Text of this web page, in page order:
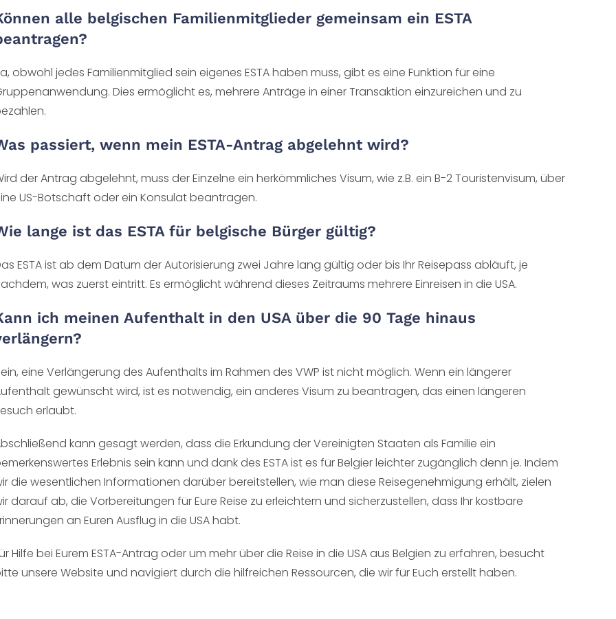
alle belgischen Familienmitglieder gemeinsam ein ESTA
obwohl jedes Familienmitglied sein eigenes ESTA haben muss, gibt es eine Funktion für eine
Dies ermöglicht es, mehrere Anträge in einer Transaktion einzureichen und zu
passiert, wenn mein ESTA-Antrag abgelehnt wird?
der Antrag abgelehnt, muss der Einzelne ein herkömmliches Visum, wie z.B. ein B-2 Touristenvisum, über
US-Botschaft oder ein Konsulat beantragen.
lange ist das ESTA für belgische Bürger gültig?
ESTA ist ab dem Datum der Autorisierung zwei Jahre lang gültig oder bis Ihr Reisepass abläuft, je
was zuerst eintritt. Es ermöglicht während dieses Zeitraums mehrere Einreisen in die USA.
ich meinen Aufenthalt in den USA über die 90 Tage hinaus
eine Verlängerung des Aufenthalts im Rahmen des VWP ist nicht möglich. Wenn ein längerer
gewünscht wird, ist es notwendig, ein anderes Visum zu beantragen, das einen längeren
erlaubt.
kann gesagt werden, dass die Erkundung der Vereinigten Staaten als Familie ein
Erlebnis sein kann und dank des ESTA ist es für Belgier leichter zugänglich denn je. Indem
die wesentlichen Informationen darüber bereitstellen, wie man diese Reisegenehmigung erhält, zielen
darauf ab, die Vorbereitungen für Eure Reise zu erleichtern und sicherzustellen, dass Ihr kostbare
an Euren Ausflug in die USA habt.
Hilfe bei Eurem ESTA-Antrag oder um mehr über die Reise in die USA aus Belgien zu erfahren, besucht
unsere Website und navigiert durch die hilfreichen Ressourcen, die wir für Euch erstellt haben.